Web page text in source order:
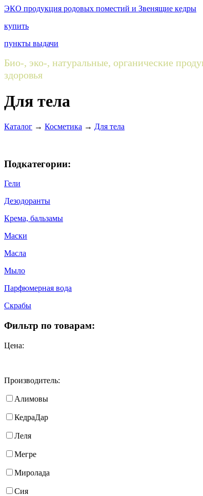
ЭКО продукция родовых поместий и Звенящие кедры
купить
пункты выдачи
Био-, эко-, натуральные, органические
здоровья
Для тела
Каталог → Косметика → Для тела
Подкатегории:
Гели
Дезодоранты
Крема, бальзамы
Маски
Масла
Мыло
Парфюмерная вода
Скрабы
Фильтр по товарам:
Цена:
Производитель:
Алимовы
КедраДар
Леля
Мегре
Миролада
Сия